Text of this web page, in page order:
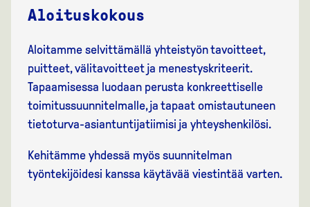
Aloituskokous
Aloitamme selvittämällä yhteistyön tavoitteet,
puitteet, välitavoitteet ja menestyskriteerit.
Tapaamisessa luodaan perusta konkreettiselle
toimitussuunnitelmalle, ja tapaat omistautuneen
tietoturva-asiantuntijatiimisi ja yhteyshenkilösi.
Kehitämme yhdessä myös suunnitelman
työntekijöidesi kanssa käytävää viestintää varten.